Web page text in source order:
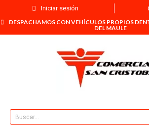
Iniciar sesión
DESPACHAMOS CON VEHÍCULOS PROPIOS
DEL MAULE